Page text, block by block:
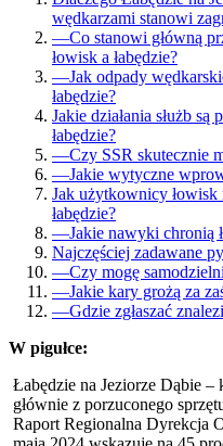
wędkarzami stanowi
—Co stanowi główną
łowisk a łabędzie?
—Jak odpady
łabędzie?
Jakie działania służb
łabędzie?
—Czy SSR skutecznie
—Jakie wytyczne
Jak użytkownicy łowisk
łabędzie?
—Jakie nawyki chronią
Najczęściej zadawane
—Czy mogę
—Jakie kary grożą za
—Gdzie zgłaszać
W pigułce:
Łabędzie na Jeziorze Dąbie
głównie z porzuconego
Raport Regionalna Dyrekcja